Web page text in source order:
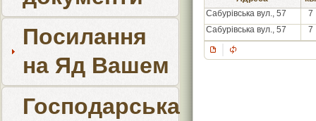
Посилання
на Яд Вашем
Господарська
Сабурівська вул., 57
7
Сабурівська вул., 57
7